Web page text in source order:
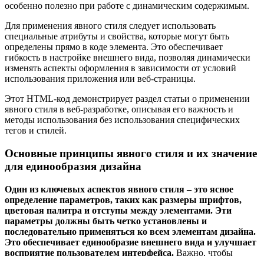
особенно полезно при работе с динамическим содержимым.
Для применения явного стиля следует использовать
специальные атрибуты и свойства, которые могут быть
определены прямо в коде элемента. Это обеспечивает
гибкость в настройке внешнего вида, позволяя динамически
изменять аспекты оформления в зависимости от условий
использования приложения или веб-страницы.
Этот HTML-код демонстрирует раздел статьи о применении
явного стиля в веб-разработке, описывая его важность и
методы использования без использования специфических
тегов и стилей.
Основные принципы явного стиля и их значение
для единообразия дизайна
Один из ключевых аспектов явного стиля – это ясное
определение параметров, таких как размеры шрифтов,
цветовая палитра и отступы между элементами. Эти
параметры должны быть четко установлены и
последовательно применяться ко всем элементам дизайна.
Это обеспечивает единообразие внешнего вида и улучшает
восприятие пользователем интерфейса. Важно, чтобы